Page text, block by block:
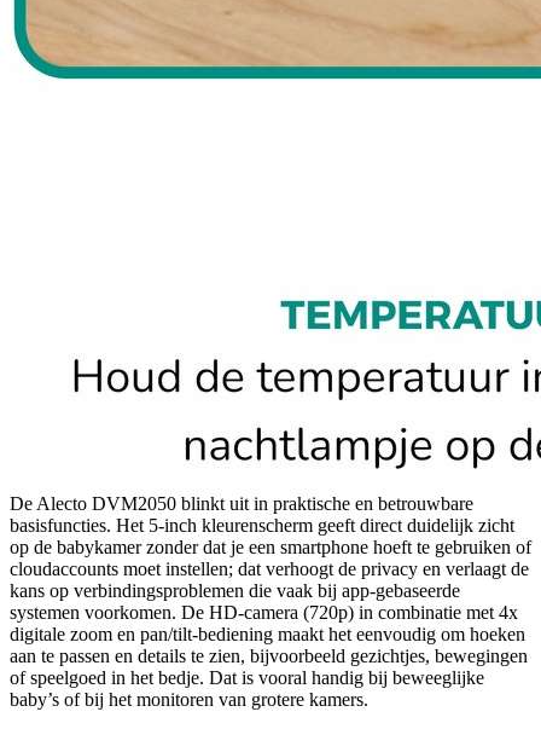
De Alecto DVM2050 blinkt uit in praktische en betrouwbare
basisfuncties. Het 5-inch kleurenscherm geeft direct duidelijk zicht
op de babykamer zonder dat je een smartphone hoeft te gebruiken of
cloudaccounts moet instellen; dat verhoogt de privacy en verlaagt de
kans op verbindingsproblemen die vaak bij app-gebaseerde
systemen voorkomen. De HD-camera (720p) in combinatie met 4x
digitale zoom en pan/tilt-bediening maakt het eenvoudig om hoeken
aan te passen en details te zien, bijvoorbeeld gezichtjes, bewegingen
of speelgoed in het bedje. Dat is vooral handig bij beweeglijke
baby’s of bij het monitoren van grotere kamers.